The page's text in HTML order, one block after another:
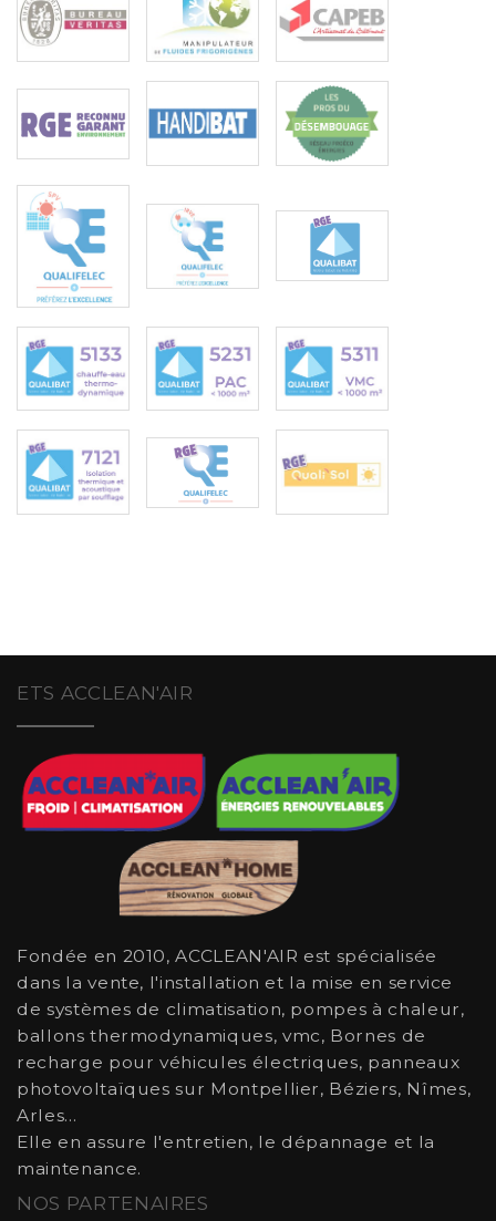
ETS ACCLEAN'AIR
Fondée en 2010, ACCLEAN'AIR est spécialisée
dans la vente, l'installation et la mise en service
de systèmes de climatisation, pompes à chaleur,
ballons thermodynamiques, vmc, Bornes de
recharge pour véhicules électriques, panneaux
photovoltaïques sur Montpellier, Béziers, Nîmes,
Arles...
Elle en assure l'entretien, le dépannage et la
maintenance.
NOS PARTENAIRES